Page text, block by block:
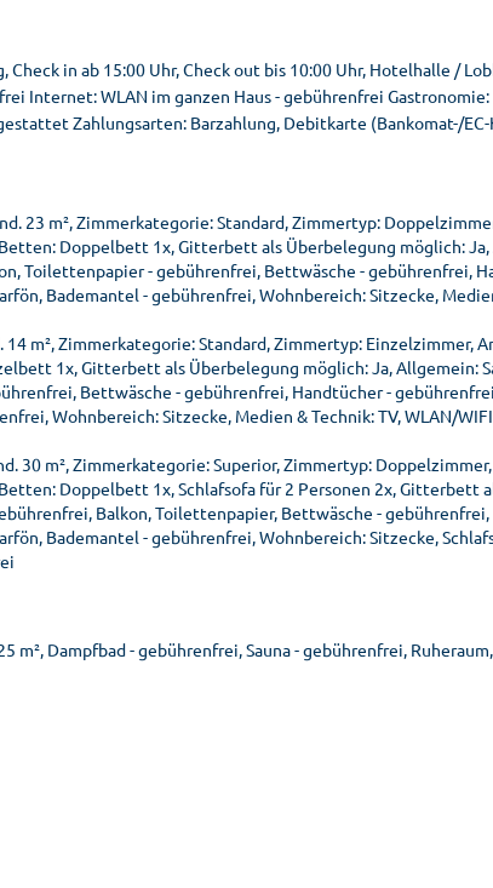
in ab 15:00 Uhr, Check out bis 10:00 Uhr, Hotelhalle /
Internet: WLAN im ganzen Haus - gebührenfrei
Zahlungsarten: Barzahlung, Debitkarte (Bankomat-/EC-
23 m², Zimmerkategorie: Standard, Zimmertyp:
Doppelbett 1x, Gitterbett als Überbelegung möglich: Ja,
Toilettenpapier - gebührenfrei, Bettwäsche - gebührenfrei,
Bademantel - gebührenfrei, Wohnbereich: Sitzecke,
m², Zimmerkategorie: Standard, Zimmertyp: Einzelzimmer,
1x, Gitterbett als Überbelegung möglich: Ja, Allgemein:
Bettwäsche - gebührenfrei, Handtücher -
Wohnbereich: Sitzecke, Medien & Technik: TV, WLAN/
30 m², Zimmerkategorie: Superior, Zimmertyp:
Doppelbett 1x, Schlafsofa für 2 Personen 2x, Gitterbett
Balkon, Toilettenpapier, Bettwäsche -
Bademantel - gebührenfrei, Wohnbereich: Sitzecke,
m², Dampfbad - gebührenfrei, Sauna - gebührenfrei,